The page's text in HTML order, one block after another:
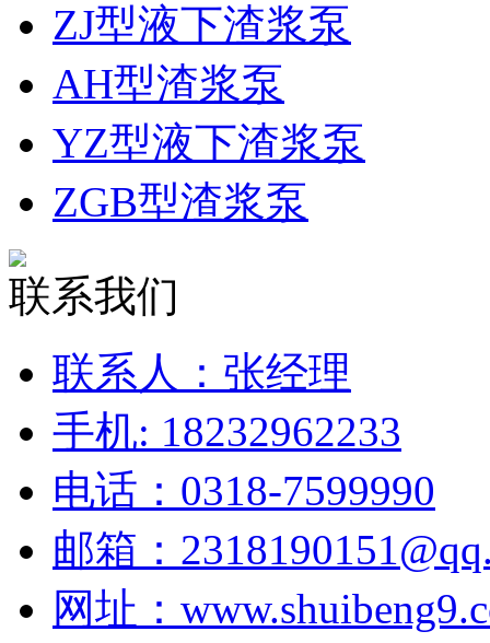
ZJ型液下渣浆泵
AH型渣浆泵
YZ型液下渣浆泵
ZGB型渣浆泵
联系我们
联系人：张经理
手机: 18232962233
电话：0318-7599990
邮箱：
网址：